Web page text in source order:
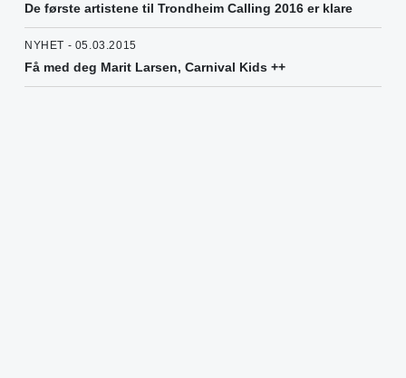
De første artistene til Trondheim Calling 2016 er klare
NYHET - 05.03.2015
Få med deg Marit Larsen, Carnival Kids ++